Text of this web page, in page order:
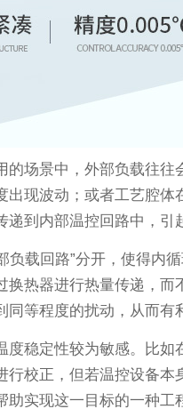
场景中，外部负载往
现波动；或者工艺腔
到内部温控回路中，引
负载回路”分开，使得
热器进行热量传递，
等程度的扰动，从而有
稳定性较为敏感。比
校正，但若温控设备
实现这一目标的一种工